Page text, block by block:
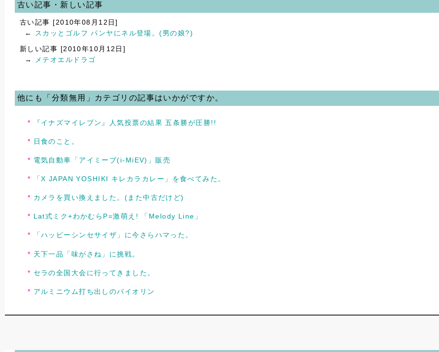
古い記事・新しい記事
古い記事 [2010年08月12日]
←
スカッとゴルフ パンヤにネル登場。(男の娘?)
新しい記事 [2010年10月12日]
→
メテオエルドラゴ
他にも「分類無用」カテゴリの記事はいかがですか。
『イナズマイレブン』人気投票の結果 五条勝が圧勝!!
日食のこと。
電気自動車「アイミーブ(i-MiEV)」販売
「X JAPAN YOSHIKI キレカラカレー」を食べてみた。
カメラを買い換えました。(また中古だけど)
Lat式ミク+わかむらP=激萌え! 「Melody Line」
「ハッピーシンセサイザ」に今さらハマった。
天下一品「味がさね」に挑戦。
セラの全国大会に行ってきました。
アルミニウム打ち出しのバイオリン